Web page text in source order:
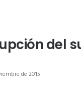
del
de 2015